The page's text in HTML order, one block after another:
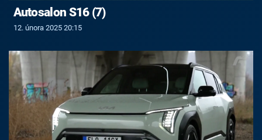
Autosalon S16 (7)
12. února 2025 20:15